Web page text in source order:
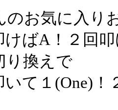
のお気に入り
ばA！２回叩
り換えで
て１(One)！